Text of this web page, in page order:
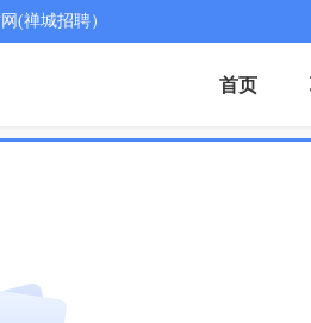
(禅城招聘）
首页